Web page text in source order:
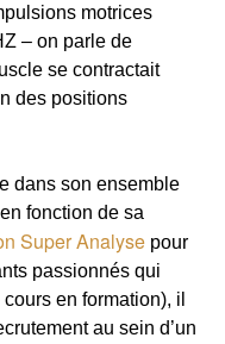
motrices
– on parle de
se contractait
des positions
dans son ensemble
fonction de sa
Super Analyse pour
passionnés qui
en formation), il
au sein d’un